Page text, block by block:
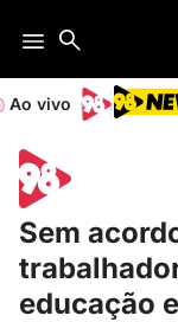
Ao vivo
Sem
educação